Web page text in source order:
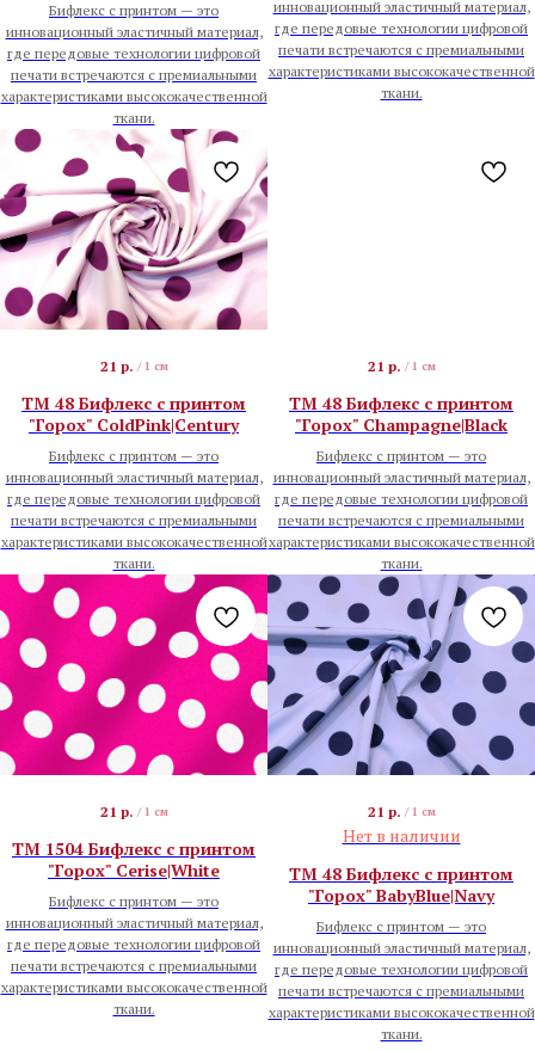
Бифлекс с принтом — это
инновационный эластичный материал,
где передовые технологии цифровой
печати встречаются с премиальными
характеристиками высококачественной
ткани.
инновационный эластичный материал,
где передовые технологии цифровой
печати встречаются с премиальными
характеристиками высококачественной
ткани.
21 р. / 1 см
TM 48 Бифлекс с принтом
"Горох" ColdPink|Century
Бифлекс с принтом — это
инновационный эластичный материал,
где передовые технологии цифровой
печати встречаются с премиальными
характеристиками высококачественной
ткани.
21 р. / 1 см
TM 48 Бифлекс с принтом
"Горох" Champagne|Black
Бифлекс с принтом — это
инновационный эластичный материал,
где передовые технологии цифровой
печати встречаются с премиальными
характеристиками высококачественной
ткани.
21 р. / 1 см
TM 1504 Бифлекс с принтом
"Горох" Cerise|White
Бифлекс с принтом — это
инновационный эластичный материал,
где передовые технологии цифровой
печати встречаются с премиальными
характеристиками высококачественной
ткани.
21 р. / 1 см
Нет в наличии
TM 48 Бифлекс с принтом
"Горох" BabyBlue|Navy
Бифлекс с принтом — это
инновационный эластичный материал,
где передовые технологии цифровой
печати встречаются с премиальными
характеристиками высококачественной
ткани.